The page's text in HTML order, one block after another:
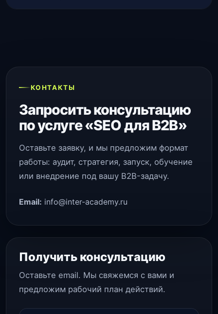
КОНТАКТЫ
Запросить консультацию
по услуге «SEO для B2B»
Оставьте заявку, и мы предложим формат
работы: аудит, стратегия, запуск, обучение
или внедрение под вашу B2B-задачу.
Email: info@inter-academy.ru
Получить консультацию
Оставьте email. Мы свяжемся с вами и
предложим рабочий план действий.